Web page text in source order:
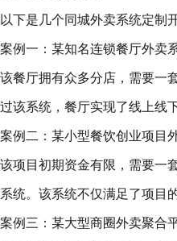
以下是几个同城外卖系统定制
案例一：某知名连锁餐厅外卖
该餐厅拥有众多分店，需要一
过该系统，餐厅实现了线上线
案例二：某小型餐饮创业项目
该项目初期资金有限，需要一
系统。该系统不仅满足了项目
案例三：某大型商圈外卖聚合